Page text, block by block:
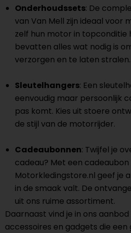
Onderhoudssets: De
van Van Mell zijn ideaal voor
zelf hun motor in topconditie
bevatten alles wat nodig is
verzorgen en te laten stralen.
Sleutelhangers: Een
eenvoudig maar persoonlijk
pas komt. Kies uit stoere
de stijl van de motorrijder.
Cadeaubonnen: Twijfel je
cadeau? Met een cadeaubon
Motorkledingstore.nl geef je
in de smaak valt. De
uit ons ruime assortiment.
Daarnaast vind je in ons
accessoires en gadgets die